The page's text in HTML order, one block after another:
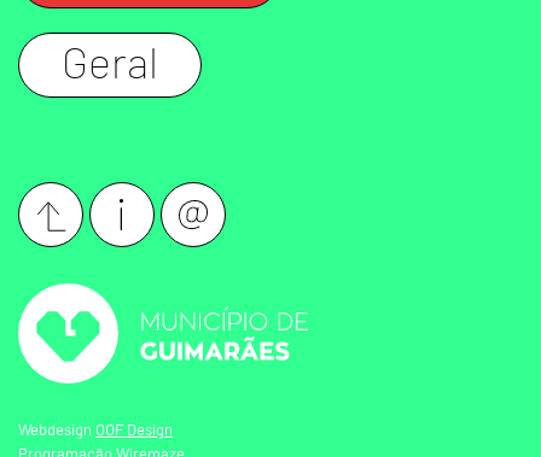
Geral
Webdesign OOF Design